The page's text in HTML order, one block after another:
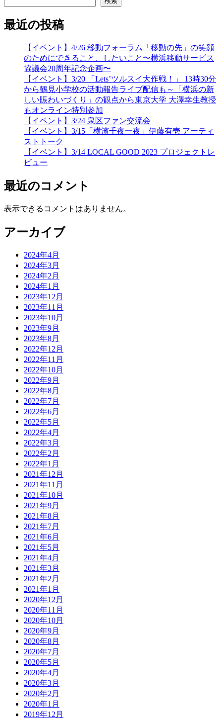
最近の投稿
【イベント】4/26 移動フォーラム「移動の先」の笑顔
のためにできること、したいこと〜横浜移動サービス
協議会20周年記念企画〜
【イベント】3/20 「Lets’ツルスイ大作戦！」 13時30分
から鶴見小学校の活動報告ライブ配信も～「横浜の新
しい賑わいづくり」の観点から東京大学 大澤幸生教授
もオンライン特別参加
【イベント】3/24 泉区ファン交流会
【イベント】3/15「横濱千夜一夜」伊藤有壱 アーティ
ストトーク
【イベント】3/14 LOCAL GOOD 2023 プロジェクトレ
ビュー
最近のコメント
表示できるコメントはありません。
アーカイブ
2024年4月
2024年3月
2024年2月
2024年1月
2023年12月
2023年11月
2023年10月
2023年9月
2023年8月
2022年12月
2022年11月
2022年10月
2022年9月
2022年8月
2022年7月
2022年6月
2022年5月
2022年4月
2022年3月
2022年2月
2022年1月
2021年12月
2021年11月
2021年10月
2021年9月
2021年8月
2021年7月
2021年6月
2021年5月
2021年4月
2021年3月
2021年2月
2021年1月
2020年12月
2020年11月
2020年10月
2020年9月
2020年8月
2020年7月
2020年5月
2020年4月
2020年3月
2020年2月
2020年1月
2019年12月